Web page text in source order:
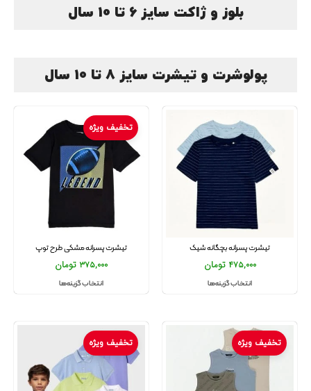
بلوز و ژاکت سایز 6 تا 10 سال
پولوشرت و تیشرت سایز 8 تا 10 سال
تیشرت پسرانه بچگانه شیک
475,000 تومان
انتخاب گزینه‌ها
تخفیف ویژه
تیشرت پسرانه مشکی طرح توپ
375,000 تومان
انتخاب گزینه‌ها
تخفیف ویژه تخفیف ویژه